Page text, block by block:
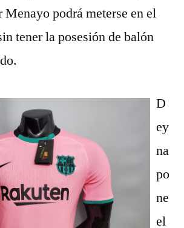
Menayo podrá meterse en el
tener la posesión de balón
D
ey
na
po
ne
el